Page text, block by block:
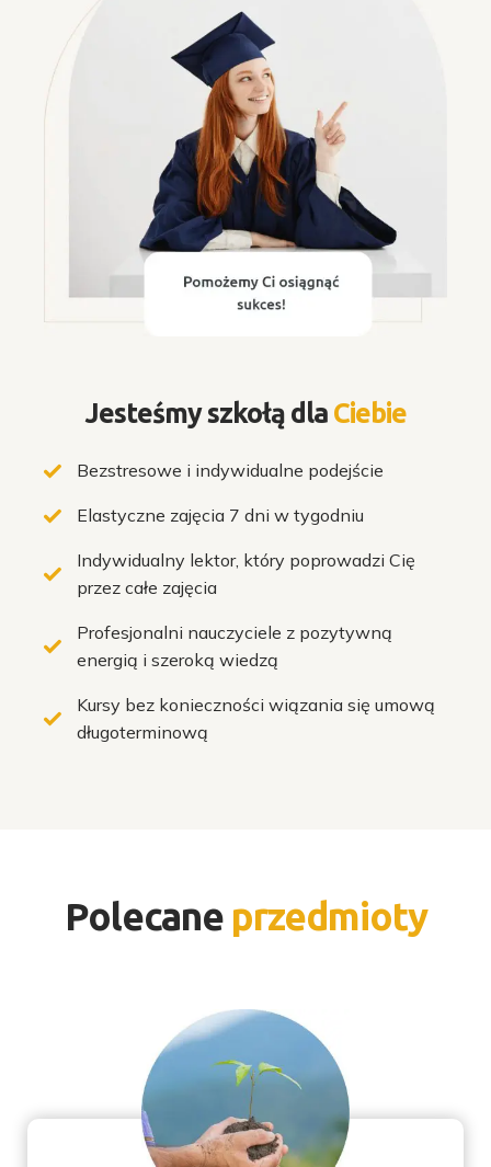
Jesteśmy szkołą dla Ciebie
Bezstresowe i indywidualne podejście
Elastyczne zajęcia 7 dni w tygodniu
Indywidualny lektor, który poprowadzi Cię
przez całe zajęcia
Profesjonalni nauczyciele z pozytywną
energią i szeroką wiedzą
Kursy bez konieczności wiązania się umową
długoterminową
Polecane przedmioty